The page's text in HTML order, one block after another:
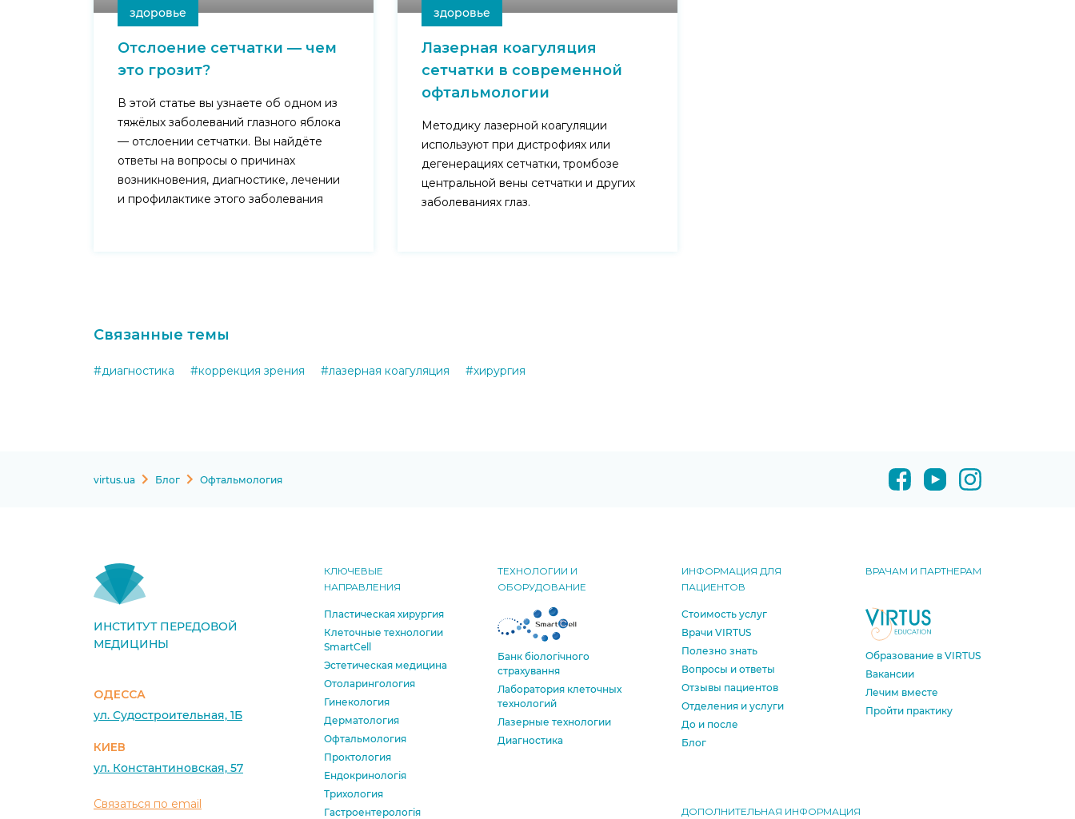
здоровье
Отслоение сетчатки — чем
это грозит?
В этой статье вы узнаете об одном из
тяжёлых заболеваний глазного яблока
— отслоении сетчатки. Вы найдёте
ответы на вопросы о причинах
возникновения, диагностике, лечении
и профилактике этого заболевания
здоровье
Лазерная коагуляция
сетчатки в современной
офтальмологии
Методику лазерной коагуляции
используют при дистрофиях или
дегенерациях сетчатки, тромбозе
центральной вены сетчатки и других
заболеваниях глаз.
Связанные темы
#диагностика #коррекция зрения #лазерная коагуляция #хирургия
virtus.ua Блог Офтальмология
ИНСТИТУТ ПЕРЕДОВОЙ
МЕДИЦИНЫ
ОДЕССА
ул. Судостроительная, 1Б
КИЕВ
ул. Константиновская, 57
Связаться по email
КЛЮЧЕВЫЕ
НАПРАВЛЕНИЯ
Пластическая хирургия
Клеточные технологии
SmartCell
Эстетическая медицина
Отоларингология
Гинекология
Дерматология
Офтальмология
Проктология
Ендокринологія
Трихология
Гастроентерологія
ТЕХНОЛОГИИ И
ОБОРУДОВАНИЕ
Банк бiологiчного
страхування
Лаборатория клеточных
технологий
Лазерные технологии
Диагностика
ИНФОРМАЦИЯ ДЛЯ
ПАЦИЕНТОВ
Стоимость услуг
Врачи VIRTUS
Полезно знать
Вопросы и ответы
Отзывы пациентов
Отделения и услуги
До и после
Блог
ВРАЧАМ И ПАРТНЕРАМ
Образование в VIRTUS
Вакансии
Лечим вместе
Пройти практику
ДОПОЛНИТЕЛЬНАЯ ИНФОРМАЦИЯ